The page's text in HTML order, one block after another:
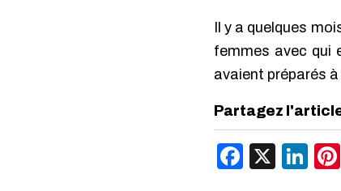
Il y a quelques
femmes avec qui
avaient préparés
Partagez
X